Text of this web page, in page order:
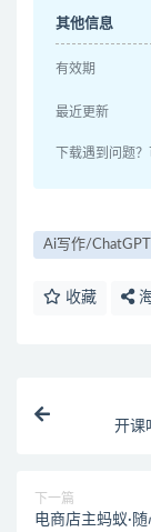
其他信息
有效期
最近更新
下载遇到问题
Ai写作/ChatGPT
收藏
开课
下一篇
电商店主蚂蚁·